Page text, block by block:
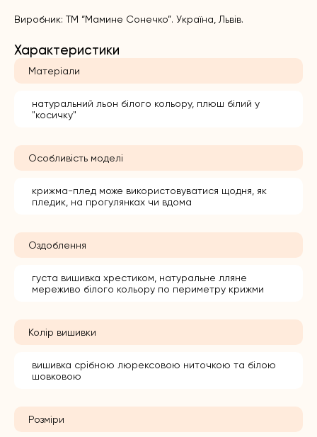
Виробник: ТМ “Мамине Сонечко”. Україна, Львів.
Характеристики
Матеріали
натуральний льон білого кольору, плюш білий у
"косичку"
Особливість моделі
крижма-плед може використовуватися щодня, як
пледик, на прогулянках чи вдома
Оздоблення
густа вишивка хрестиком, натуральне лляне
мереживо білого кольору по периметру крижми
Колір вишивки
вишивка срібною люрексовою ниточкою та білою
шовковою
Розміри